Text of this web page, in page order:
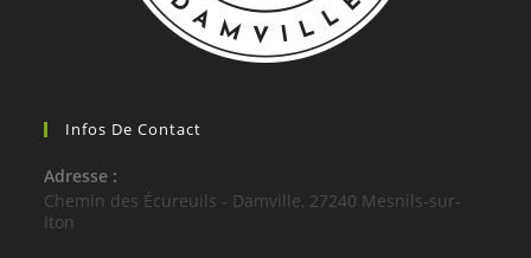
Infos De Contact
Adresse :
Chemin des Écureuils - Damville, 27240 Mesnils-sur-
Iton